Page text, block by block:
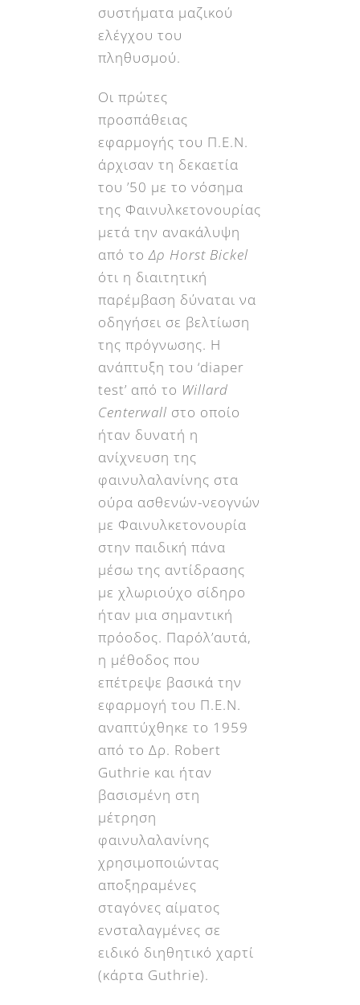
συστήματα μαζικού
ελέγχου του
πληθυσμού.
Οι πρώτες
προσπάθειας
εφαρμογής του Π.Ε.Ν.
άρχισαν τη δεκαετία
του ’50 με το νόσημα
της Φαινυλκετονουρίας
μετά την ανακάλυψη
από τοΔρ Horst Bickel
ότι η διαιτητική
παρέμβαση δύναται να
οδηγήσει σε βελτίωση
της πρόγνωσης. Η
ανάπτυξη του ‘diaper
test’ από το Willard
Centerwall στο οποίο
ήταν δυνατή η
ανίχνευση της
φαινυλαλανίνης στα
ούρα ασθενών-νεογνών
με Φαινυλκετονουρία
στην παιδική πάνα
μέσω της αντίδρασης
με χλωριούχο σίδηρο
ήταν μια σημαντική
πρόοδος. Παρόλ’αυτά,
η μέθοδος που
επέτρεψε βασικά την
εφαρμογή του Π.Ε.Ν.
αναπτύχθηκε το 1959
από το Δρ. Robert
Guthrie και ήταν
βασισμένη στη
μέτρηση
φαινυλαλανίνης
χρησιμοποιώντας
αποξηραμένες
σταγόνες αίματος
ενσταλαγμένες σε
ειδικό διηθητικό χαρτί
(κάρτα Guthrie).